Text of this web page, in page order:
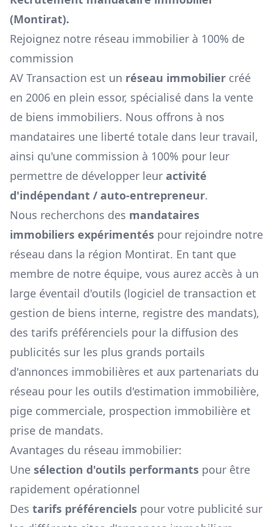
(Montirat).
Rejoignez notre réseau immobilier à 100% de
commission
AV Transaction est un réseau immobilier créé
en 2006 en plein essor, spécialisé dans la vente
de biens immobiliers. Nous offrons à nos
mandataires une liberté totale dans leur travail,
ainsi qu'une commission à 100% pour leur
permettre de développer leur activité
d'indépendant / auto-entrepreneur.
Nous recherchons des mandataires
immobiliers expérimentés pour rejoindre notre
réseau dans la région Montirat. En tant que
membre de notre équipe, vous aurez accès à un
large éventail d'outils (logiciel de transaction et
gestion de biens interne, registre des mandats),
des tarifs préférenciels pour la diffusion des
publicités sur les plus grands portails
d'annonces immobilières et aux partenariats du
réseau pour les outils d'estimation immobilière,
pige commerciale, prospection immobilière et
prise de mandats.
Avantages du réseau immobilier:
Une sélection d'outils performants pour être
rapidement opérationnel
Des tarifs préférenciels pour votre publicité sur